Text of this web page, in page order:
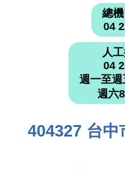
總
04
人
04
週一至
週六
404327 台中